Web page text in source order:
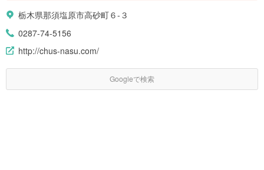
栃木県那須塩原市高砂町６-３
0287-74-5156
http://chus-nasu.com/
Googleで検索